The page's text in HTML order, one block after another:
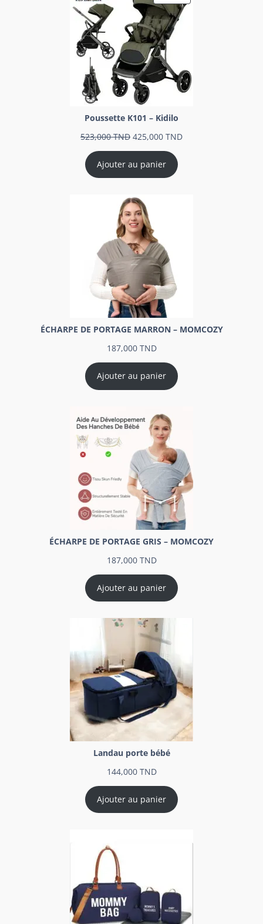
Poussette K101 – Kidilo
523,000TND 425,000 TND
Ajouter au panier
ÉCHARPE DE PORTAGE MARRON – MOMCOZY
187,000 TND
Ajouter au panier
ÉCHARPE DE PORTAGE GRIS – MOMCOZY
187,000 TND
Ajouter au panier
Landau porte bébé
144,000 TND
Ajouter au panier